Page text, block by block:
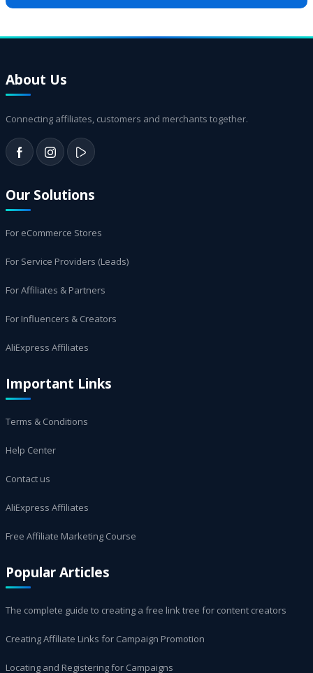
About Us
Connecting affiliates, customers and merchants together.
Our Solutions
For eCommerce Stores
For Service Providers (Leads)
For Affiliates & Partners
For Influencers & Creators
AliExpress Affiliates
Important Links
Terms & Conditions
Help Center
Contact us
AliExpress Affiliates
Free Affiliate Marketing Course
Popular Articles
The complete guide to creating a free link tree for content creators
Creating Affiliate Links for Campaign Promotion
Locating and Registering for Campaigns